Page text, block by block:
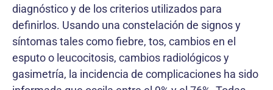
diagnóstico y de los criterios utilizados para
definirlos. Usando una constelación de signos y
síntomas tales como fiebre, tos, cambios en el
esputo o leucocitosis, cambios radiológicos y
gasimetría, la incidencia de complicaciones ha sido